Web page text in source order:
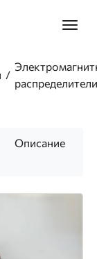
Главное
распределители
Описание